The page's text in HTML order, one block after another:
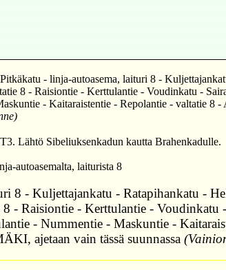
- linja-autoasema, laituri 8 -
8 - Raisiontie - Kerttulantie - Voudinkatu -
- Kaitaraistentie - Repolantie - valtatie
Lähtö Sibeliuksenkadun kautta Brahenkadulle.
autoasemalta, laiturista 8
8 - Kuljettajankatu - Ratapihankatu -
- Raisiontie - Kerttulantie -
- Nummentie - Maskuntie -
ajetaan vain tässä suunnassa